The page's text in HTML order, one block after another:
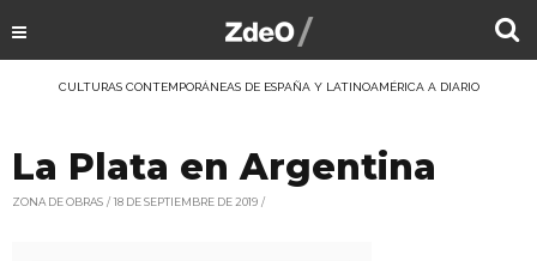
CULTURAS CONTEMPORÁNEAS DE ESPAÑA Y LATINOAMÉRICA A DIARIO
La Plata en Argentina
ZONA DE OBRAS 18 DE SEPTIEMBRE DE 2019